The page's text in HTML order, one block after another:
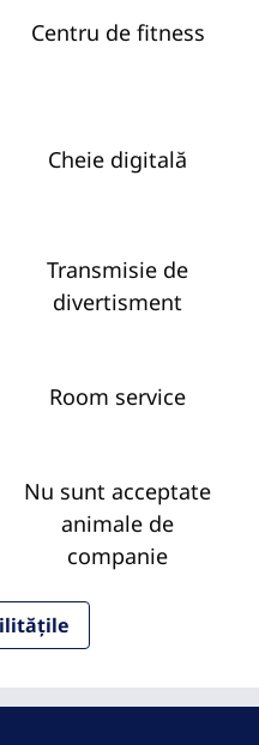
Centru de fitness
Cheie digitală
Transmisie de
divertisment
Room service
Nu sunt acceptate
animale de
companie